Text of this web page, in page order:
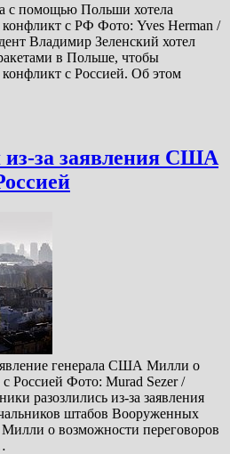
с помощью Польши хотела
с РФ Фото: Yves Herman /
Владимир Зеленский хотел
в Польше, чтобы
с Россией. Об этом
из-за заявления США
генерала США Милли о
Россией Фото: Murad Sezer /
разозлились из-за заявления
штабов Вооруженных
о возможности переговоров